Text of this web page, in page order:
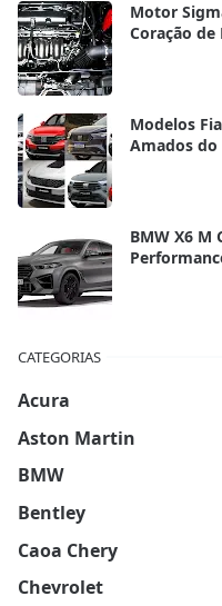
Motor
Coração
Modelos
Amados do
BMW X6 M
CATEGORIAS
Acura
Aston Martin
BMW
Bentley
Caoa Chery
Chevrolet